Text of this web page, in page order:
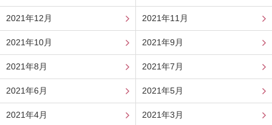
2021年12月 2021年11月
2021年10月 2021年9月
2021年8月 2021年7月
2021年6月 2021年5月
2021年4月 2021年3月